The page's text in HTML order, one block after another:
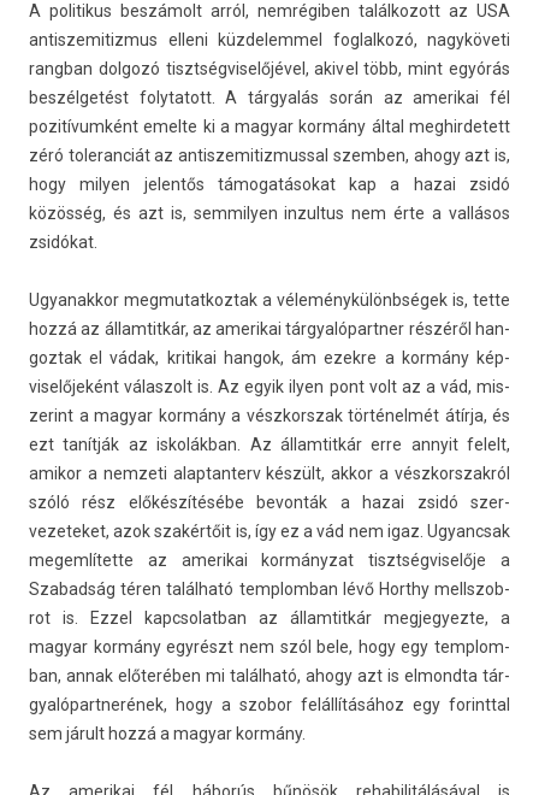
A politikus beszámolt arról, nemrégiben talál­kozott az USA
anti­szemitiz­mus el­leni küz­delem­mel fog­lalkozó, nagyköveti
rangban dol­gozó tisztség­viselőjével, akivel több, mint egyórás
beszélgetést folytatott. A tárgyalás során az amerikai fél
pozitívumként em­el­te ki a magyar kormány által meg­hirdetett
zéró toleran­ciát az anti­szemitiz­muss­al szemb­en, ahogy azt is,
hogy mily­en jelen­tős támogatásokat kap a hazai zsidó
közösség, és azt is, sem­mily­en in­zul­tus nem érte a vallásos
zsidókat.
Ugyanak­kor meg­mutat­koztak a véleménykülönbségek is, tette
hozzá az állam­titkár, az amerikai tár­gyalópartn­er részéről han­
goz­tak el vádak, kritikai han­gok, ám ezek­re a kormány kép­
viselőjeként válas­zolt is. Az egyik ilyen pont volt az a vád, mis­
zerint a magyar kormány a vészkorszak történelmét átírja, és
ezt tanítják az iskolákban. Az állam­titkár erre an­nyit felelt,
amikor a nem­zeti al­ap­tanterv készült, akkor a vészkorszak­ról
szóló rész előkészítésébe be­von­ták a hazai zsidó szer­
vezeteket, azok szakértőit is, így ez a vád nem igaz. Ugyancsak
megem­lítet­te az amerikai kormányzat tisztség­viselője a
Szabad­ság téren található templom­ban lévő Horthy mellszob­
rot is. Ezzel kapcsolat­ban az állam­titkár meg­jegyez­te, a
magyar kormány egyrészt nem szól bele, hogy egy templom­
ban, annak előterében mi található, ahogy azt is el­mondta tár­
gyalópartnerének, hogy a szobor felállításához egy forintt­al
sem járult hozzá a magyar kormány.